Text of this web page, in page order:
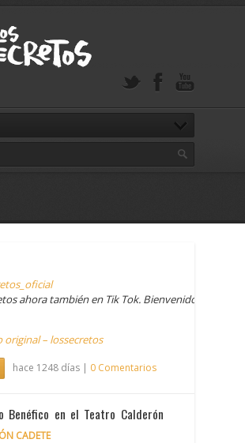
ahora también en Tik Tok. Bienvenidos a
– lossecretos
hace 1248 días | 0 Comentarios
Benéfico en el Teatro Calderón
CADETE